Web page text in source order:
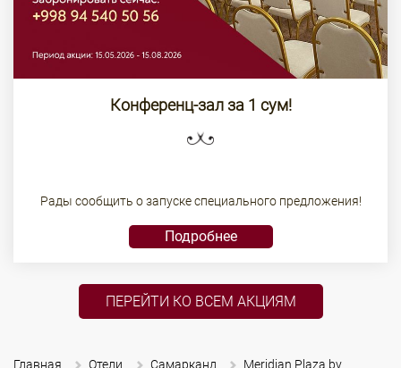
Конференц-зал за 1 сум!
Рады сообщить о запуске специального предложения!
Подробнее
ПЕРЕЙТИ КО ВСЕМ АКЦИЯМ
Главная Отели Самарканд
Meridian Plaza by